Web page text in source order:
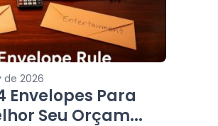
de 2026
Envelopes Para
Seu Orçam...